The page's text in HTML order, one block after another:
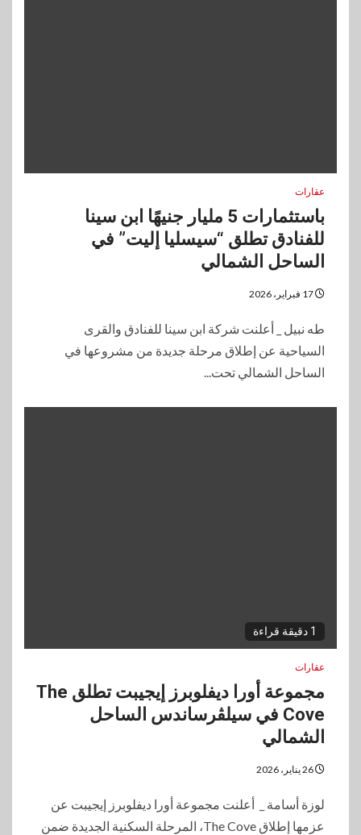
عقارات
باستثمارات 5 مليار جنيهًا ابن سينا
للفنادق تطلق “سيسليا إليت” في
الساحل الشمالي
طه نبيل _ أعلنت شركة ابن سينا للفنادق والقرى
السياحية عن إطلاق مرحلة جديدة من مشروعها في
الساحل الشمالي تحت...
1 دقيقة قراءة
عقارات
مجموعة أورا ديفلوبرز إيجيبت تطلق The
Cove في سيلڤرساندس الساحل
الشمالي
لوزة أسامة _ أعلنت مجموعة أورا ديفلوبرز إيجيبت عن
عزمها إطلاق The Cove، المرحلة السكنية الجديدة ضمن